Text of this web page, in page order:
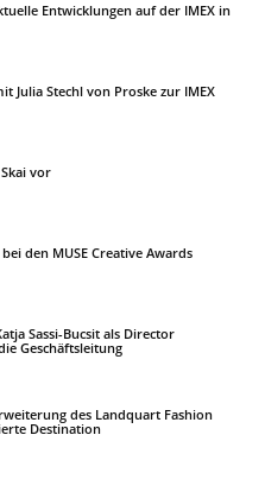
Entwicklungen auf der IMEX in
Julia Stechl von Proske zur IMEX
vor
den MUSE Creative Awards
Sassi-Bucsit als Director
Geschäftsleitung
des Landquart Fashion
Destination